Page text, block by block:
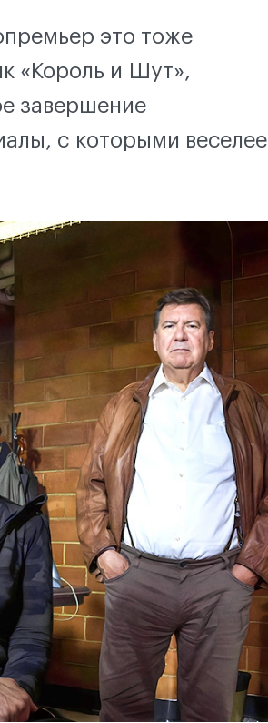
это тоже
«Король и Шут»,
завершение
с которыми веселее